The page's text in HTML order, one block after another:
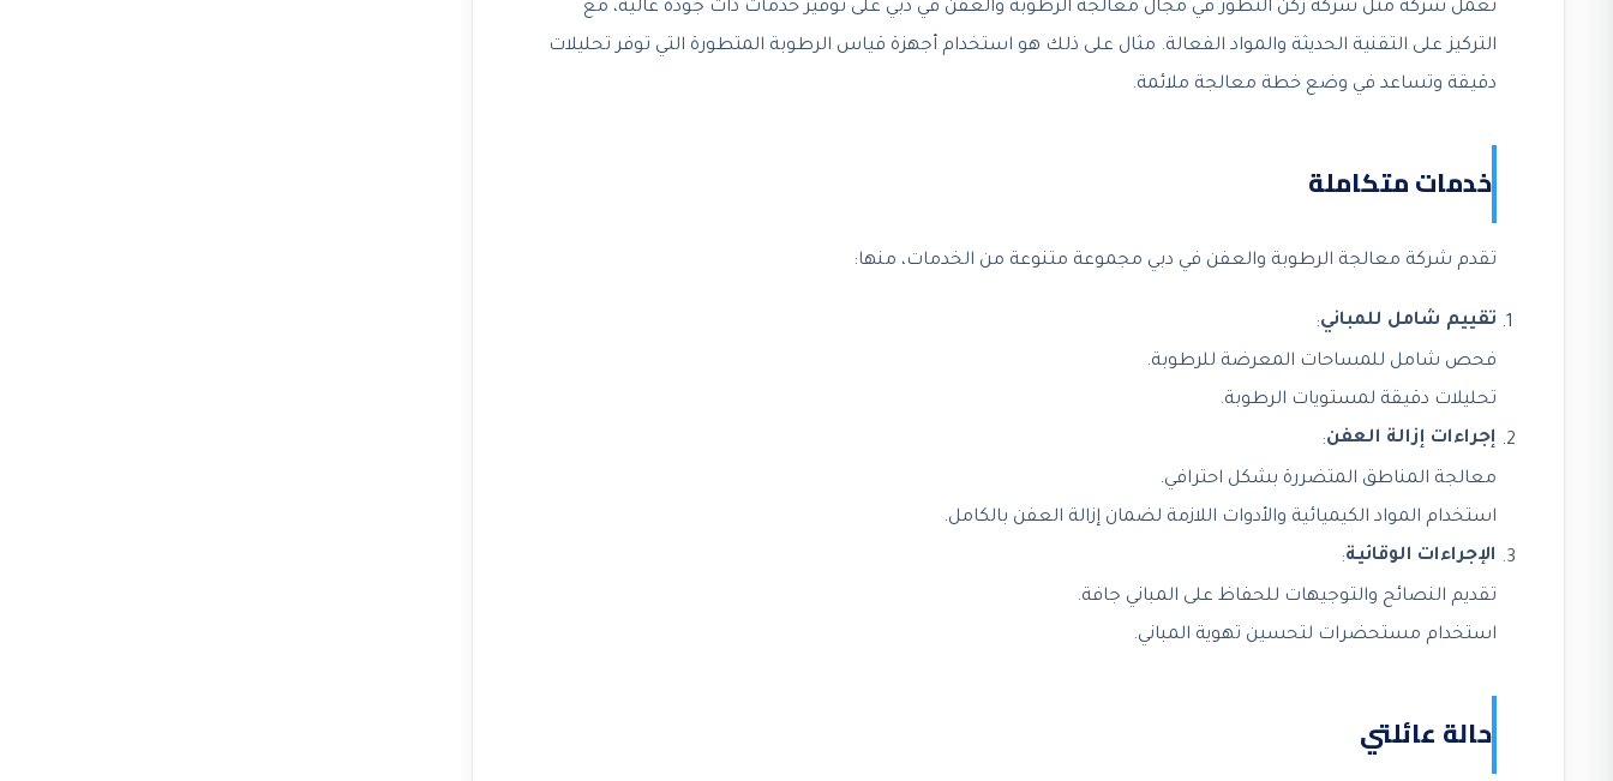
تعمل شركة مثل شركة ركن التطور في مجال معالجة الرطوبة والعفن في دبي على توفير خدمات ذات جودة عالية، مع
التركيز على التقنية الحديثة والمواد الفعالة. مثال على ذلك هو استخدام أجهزة قياس الرطوبة المتطورة التي توفر تحليلات
دقيقة وتساعد في وضع خطة معالجة ملائمة.
خدمات متكاملة
تقدم شركة معالجة الرطوبة والعفن في دبي مجموعة متنوعة من الخدمات، منها:
تقييم شامل للمباني:
فحص شامل للمساحات المعرضة للرطوبة.
تحليلات دقيقة لمستويات الرطوبة.
إجراءات إزالة العفن:
معالجة المناطق المتضررة بشكل احترافي.
استخدام المواد الكيميائية والأدوات اللازمة لضمان إزالة العفن بالكامل.
الإجراءات الوقائية:
تقديم النصائح والتوجيهات للحفاظ على المباني جافة.
استخدام مستحضرات لتحسين تهوية المباني.
حالة عائلتي